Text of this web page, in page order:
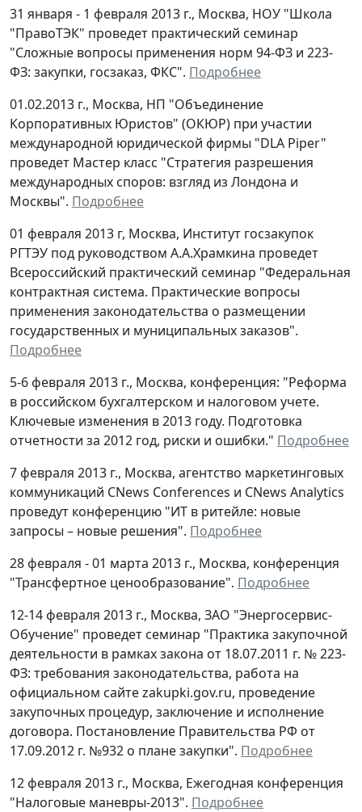
31 января - 1 февраля 2013 г., Москва, НОУ "Школа
"ПравоТЭК" проведет практический семинар
"Сложные вопросы применения норм 94-ФЗ и 223-
ФЗ: закупки, госзаказ, ФКС". Подробнее
01.02.2013 г., Москва, НП "Объединение
Корпоративных Юристов" (ОКЮР) при участии
международной юридической фирмы "DLA Piper"
проведет Мастер класс "Стратегия разрешения
международных споров: взгляд из Лондона и
Москвы". Подробнее
01 февраля 2013 г, Москва, Институт госзакупок
РГТЭУ под руководством А.А.Храмкина проведет
Всероссийский практический семинар "Федеральная
контрактная система. Практические вопросы
применения законодательства о размещении
государственных и муниципальных заказов".
Подробнее
5-6 февраля 2013 г., Москва, конференция: "Реформа
в российском бухгалтерском и налоговом учете.
Ключевые изменения в 2013 году. Подготовка
отчетности за 2012 год, риски и ошибки." Подробнее
7 февраля 2013 г., Москва, агентство маркетинговых
коммуникаций CNews Conferences и CNews Analytics
проведут конференцию "ИТ в ритейле: новые
запросы – новые решения". Подробнее
28 февраля - 01 марта 2013 г., Москва, конференция
"Трансфертное ценообразование". Подробнее
12-14 февраля 2013 г., Москва, ЗАО "Энергосервис-
Обучение" проведет семинар "Практика закупочной
деятельности в рамках закона от 18.07.2011 г. № 223-
ФЗ: требования законодательства, работа на
официальном сайте zakupki.gov.ru, проведение
закупочных процедур, заключение и исполнение
договора. Постановление Правительства РФ от
17.09.2012 г. №932 о плане закупки". Подробнее
12 февраля 2013 г., Москва, Ежегодная конференция
"Налоговые маневры-2013". Подробнее